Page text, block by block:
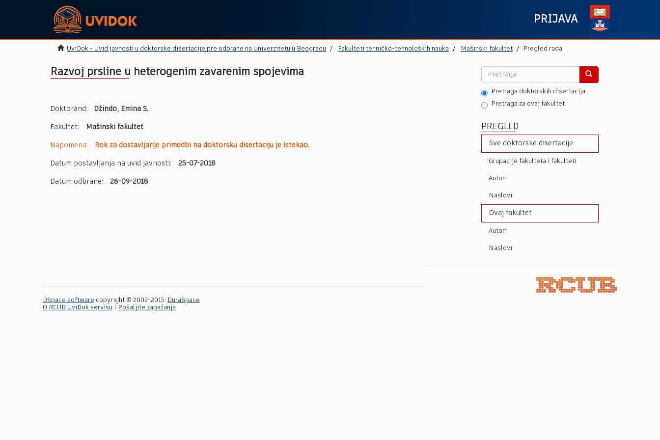
PRIJAVA
UviDok - Uvid javnosti u doktorske disertacije pre odbrane na Univerzitetu u Beogradu Fakulteti tehničko-tehnoloških nauka Mašinski fakultet Pregled rada
Razvoj prsline u heterogenim zavarenim spojevima
Doktorand: Džindo, Emina S.
Fakultet: Mašinski fakultet
Napomena: Rok za dostavljanje primedbi na doktorsku disertaciju je istekao.
Datum postavljanja na uvid javnosti: 25-07-2018
Datum odbrane: 28-09-2018
Pretraga doktorskih disertacija
Pretraga za ovaj fakultet
PREGLED
Sve doktorske disertacije
Grupacije fakulteta i fakulteti
Autori
Naslovi
Ovaj fakultet
Autori
Naslovi
DSpace software copyright © 2002-2015
DuraSpace
O RCUB UviDok servisu
Pošaljite zapažanja